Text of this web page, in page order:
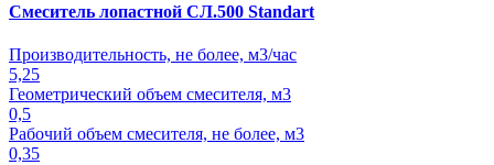
Смеситель лопастной СЛ.500 Standart
Производительность, не более, м3/час
5,25
Геометрический объем смесителя, м3
0,5
Рабочий объем смесителя, не более, м3
0,35